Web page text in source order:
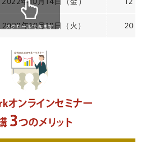
2022年10月18日（火） 20
スクロールできます
オンラインセミナー
3つのメリット